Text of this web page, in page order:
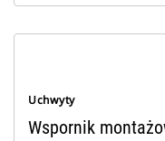
Uchwyty
Wspornik